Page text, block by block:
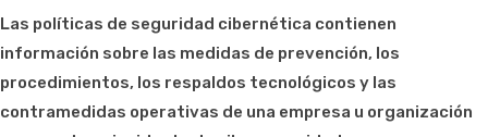
Las políticas de seguridad cibernética contienen
información sobre las medidas de prevención, los
procedimientos, los respaldos tecnológicos y las
contramedidas operativas de una empresa u organización